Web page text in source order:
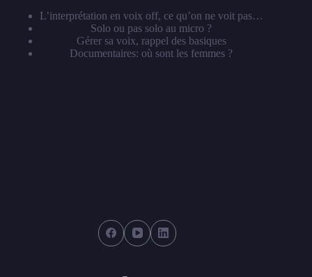
L’interprétation en voix off, ce qu’on ne voit pas…
Solo ou pas solo au micro ?
Gérer sa voix, rappel des basiques
Documentaires: où sont les femmes ?